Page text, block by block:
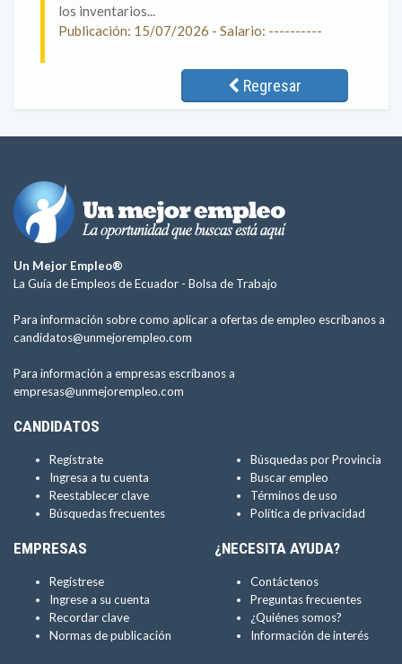
los inventarios...
Publicación: 15/07/2026 - Salario: ----------
Regresar
Un Mejor Empleo®
La Guía de Empleos de Ecuador - Bolsa de Trabajo
Para información sobre como aplicar a ofertas de empleo escríbanos a
candidatos@unmejorempleo.com
Para información a empresas escríbanos a
empresas@unmejorempleo.com
CANDIDATOS
Regístrate
Ingresa a tu cuenta
Reestablecer clave
Búsquedas frecuentes
Búsquedas por Provincia
Buscar empleo
Términos de uso
Política de privacidad
EMPRESAS
Regístrese
Ingrese a su cuenta
Recordar clave
Normas de publicación
¿NECESITA AYUDA?
Contáctenos
Preguntas frecuentes
¿Quiénes somos?
Información de interés